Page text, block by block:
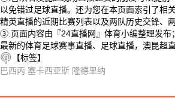
以免错过足球直播。还为您在本页面索引了相
精英直播的近期比赛列表以及两队历史交锋、两
③.页面内容由『24直播网』体育小编整理发布
最新的体育足球赛事直播、足球直播，澳昆超直
【标签】
巴西丙 塞卡西亚斯 隆德里纳